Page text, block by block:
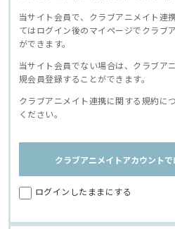
当サイト会員で、クラブアニメイト連
てはログイン後のマイページでクラブ
ができます。
当サイト会員でない場合は、クラブア
規会員登録することができます。
クラブアニメイト連携に関する規約に
ください。
クラブアニメイトアカウント
ログインしたままにする